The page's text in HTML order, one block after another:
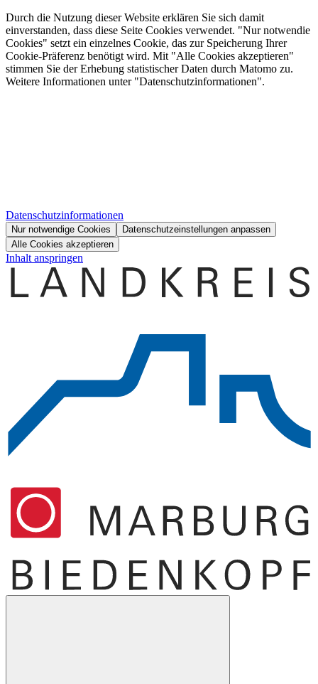
Durch die Nutzung dieser Website erklären Sie sich damit
einverstanden, dass diese Seite Cookies verwendet. "Nur notwendie
Cookies" setzt ein einzelnes Cookie, das zur Speicherung Ihrer
Cookie-Präferenz benötigt wird. Mit "Alle Cookies akzeptieren"
stimmen Sie der Erhebung statistischer Daten durch Matomo zu.
Weitere Informationen unter "Datenschutzinformationen".
Datenschutzinformationen
Nur notwendige Cookies
Datenschutzeinstellungen anpassen
Alle Cookies akzeptieren
Inhalt anspringen